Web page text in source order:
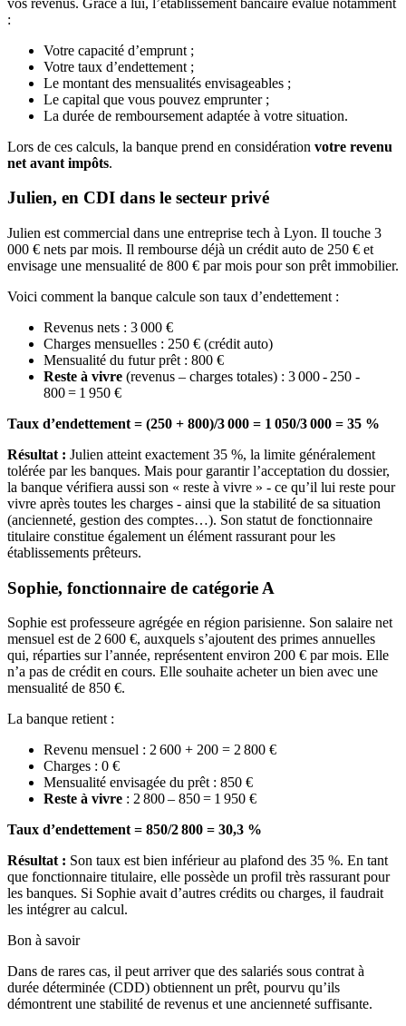
:
Votre capacité d’emprunt ;
Votre taux d’endettement ;
Le montant des mensualités envisageables ;
Le capital que vous pouvez emprunter ;
La durée de remboursement adaptée à votre situation.
Lors de ces calculs, la banque prend en considération votre revenu
net avant impôts.
Julien, en CDI dans le secteur privé
Julien est commercial dans une entreprise tech à Lyon. Il touche 3
000 € nets par mois. Il rembourse déjà un crédit auto de 250 € et
envisage une mensualité de 800 € par mois pour son prêt immobilier.
Voici comment la banque calcule son taux d’endettement :
Revenus nets : 3 000 €
Charges mensuelles : 250 € (crédit auto)
Mensualité du futur prêt : 800 €
Reste à vivre (revenus – charges totales) : 3 000 - 250 -
800 = 1 950 €
Taux d’endettement = (250 + 800)/3 000 = 1 050/3 000 = 35 %
Résultat : Julien atteint exactement 35 %, la limite généralement
tolérée par les banques. Mais pour garantir l’acceptation du dossier,
la banque vérifiera aussi son « reste à vivre » - ce qu’il lui reste pour
vivre après toutes les charges - ainsi que la stabilité de sa situation
(ancienneté, gestion des comptes…). Son statut de fonctionnaire
titulaire constitue également un élément rassurant pour les
établissements prêteurs.
Sophie, fonctionnaire de catégorie A
Sophie est professeure agrégée en région parisienne. Son salaire net
mensuel est de 2 600 €, auxquels s’ajoutent des primes annuelles
qui, réparties sur l’année, représentent environ 200 € par mois. Elle
n’a pas de crédit en cours. Elle souhaite acheter un bien avec une
mensualité de 850 €.
La banque retient :
Revenu mensuel : 2 600 + 200 = 2 800 €
Charges : 0 €
Mensualité envisagée du prêt : 850 €
Reste à vivre : 2 800 – 850 = 1 950 €
Taux d’endettement = 850/2 800 = 30,3 %
Résultat : Son taux est bien inférieur au plafond des 35 %. En tant
que fonctionnaire titulaire, elle possède un profil très rassurant pour
les banques. Si Sophie avait d’autres crédits ou charges, il faudrait
les intégrer au calcul.
Bon à savoir
Dans de rares cas, il peut arriver que des salariés sous contrat à
durée déterminée (CDD) obtiennent un prêt, pourvu qu’ils
démontrent une stabilité de revenus et une ancienneté suffisante.